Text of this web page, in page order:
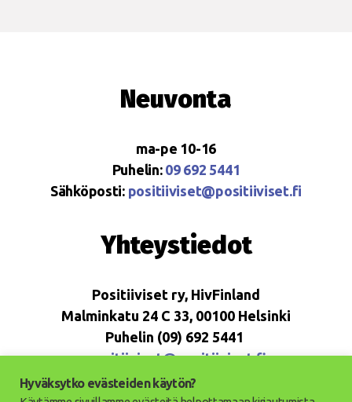
Neuvonta
ma-pe 10-16
Puhelin: 09 692 5441
Sähköposti: positiiviset@positiiviset.fi
Yhteystiedot
Positiiviset ry, HivFinland
Malminkatu 24 C 33, 00100 Helsinki
Puhelin (09) 692 5441
positiiviset@positiiviset.fi
Hyväksytko evästeiden käytön?